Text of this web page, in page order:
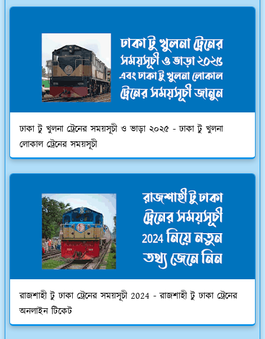
ঢাকা টু খুলনা ট্রেনের সময়সূচী ও ভাড়া ২০২৫ - ঢাকা টু খুলনা
লোকাল ট্রেনের সময়সূচী
রাজশাহী টু ঢাকা ট্রেনের সময়সূচী 2024 - রাজশাহী টু ঢাকা ট্রেনের
অনলাইন টিকেট